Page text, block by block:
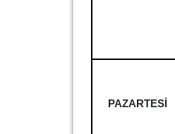
PAZARTESİ